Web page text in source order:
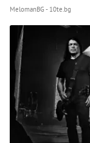
MelomanBG - 10te.bg